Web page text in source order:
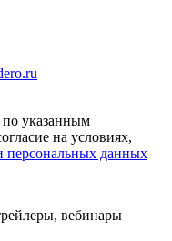
по указанным
на условиях,
персональных данных
вебинары